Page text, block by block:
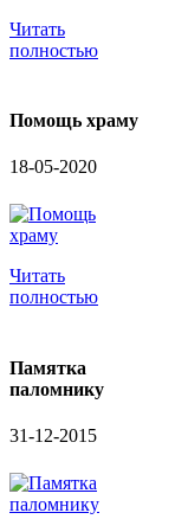
Читать
полностью
Помощь храму
18-05-2020
Читать
полностью
Памятка
паломнику
31-12-2015